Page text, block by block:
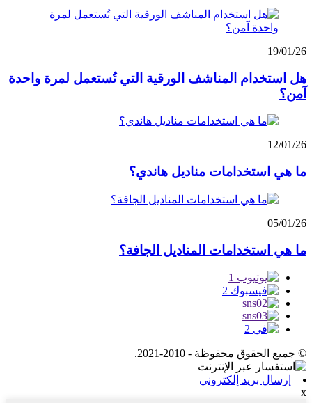
19/01/26
هل استخدام المناشف الورقية التي تُستعمل لمرة واحدة
آمن؟
12/01/26
ما هي استخدامات مناديل هاندي؟
05/01/26
ما هي استخدامات المناديل الجافة؟
© جميع الحقوق محفوظة - 2010-2021.
إرسال بريد إلكتروني
x